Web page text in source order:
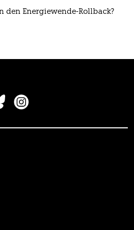
den Energiewende-Rollback?